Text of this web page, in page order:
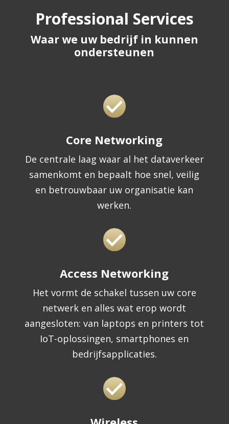
Professional Services
Waar we uw bedrijf in kunnen
ondersteunen
Core Networking
De centrale laag waar al het dataverkeer
samenkomt en bepaalt hoe snel, veilig
en betrouwbaar uw organisatie kan
werken.
Access Networking
Het vormt de schakel tussen uw core
netwerk en alles wat erop wordt
aangesloten: van laptops en printers tot
IoT-oplossingen, smartphones en
bedrijfsapplicaties.